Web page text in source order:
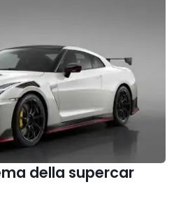
della supercar